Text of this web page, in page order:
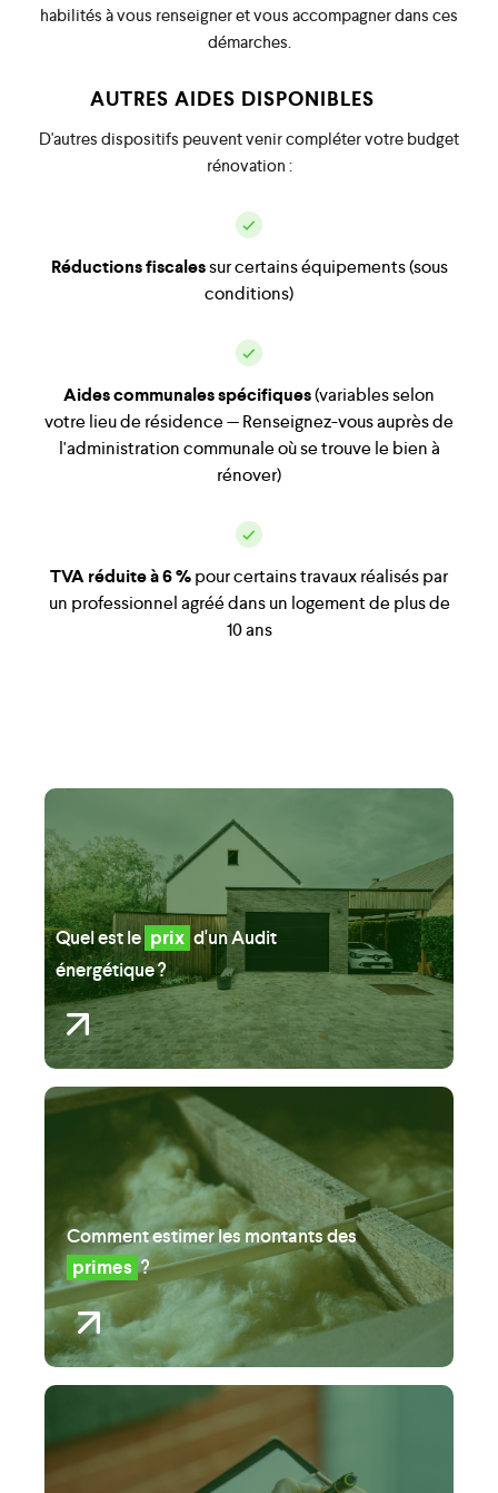
habilités à vous renseigner et vous accompagner dans ces
démarches.
AUTRES AIDES DISPONIBLES
D'autres dispositifs peuvent venir compléter votre budget
rénovation :
Réductions fiscalessur certains équipements (sous
conditions)
Aides communales spécifiques(variables selon
votre lieu de résidence — Renseignez-vous auprès de
l'administration communale où se trouve le bien à
rénover)
TVA réduite à 6 %pour certains travaux réalisés par
un professionnel agréé dans un logement de plus de
10 ans
Quel est le prix d'unAudit
énergétique ?
Comment estimer les montants des
primes ?